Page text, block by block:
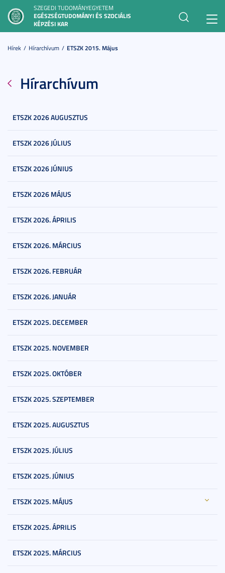
SZEGEDI TUDOMÁNYEGYETEM
EGÉSZSÉGTUDOMÁNYI ÉS SZOCIÁLIS
KÉPZÉSI KAR
Hírek Hírarchívum ETSZK 2015. Május
Hírarchívum
ETSZK 2026 AUGUSZTUS
ETSZK 2026 JÚLIUS
ETSZK 2026 JÚNIUS
ETSZK 2026 MÁJUS
ETSZK 2026. ÁPRILIS
ETSZK 2026. MÁRCIUS
ETSZK 2026. FEBRUÁR
ETSZK 2026. JANUÁR
ETSZK 2025. DECEMBER
ETSZK 2025. NOVEMBER
ETSZK 2025. OKTÓBER
ETSZK 2025. SZEPTEMBER
ETSZK 2025. AUGUSZTUS
ETSZK 2025. JÚLIUS
ETSZK 2025. JÚNIUS
ETSZK 2025. MÁJUS
ETSZK 2025. ÁPRILIS
ETSZK 2025. MÁRCIUS